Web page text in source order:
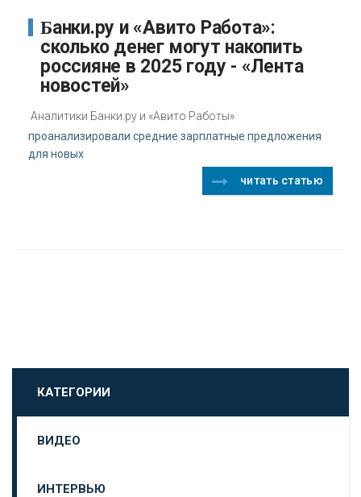
Банки.ру и «Авито Работа»:
сколько денег могут накопить
россияне в 2025 году - «Лента
новостей»
Аналитики Банки.ру и «Авито Работы»
проанализировали средние зарплатные предложения
для новых
читать статью
КАТЕГОРИИ
ВИДЕО
ИНТЕРВЬЮ